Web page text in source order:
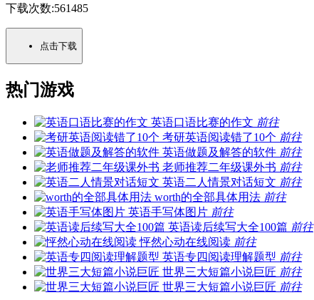
下载次数:561485
点击下载
热门游戏
英语口语比赛的作文 前往
考研英语阅读错了10个 前往
英语做题及解答的软件 前往
老师推荐二年级课外书 前往
英语二人情景对话短文 前往
worth的全部具体用法 前往
英语手写体图片 前往
英语读后续写大全100篇 前往
怦然心动在线阅读 前往
英语专四阅读理解题型 前往
世界三大短篇小说巨匠 前往
世界三大短篇小说巨匠 前往